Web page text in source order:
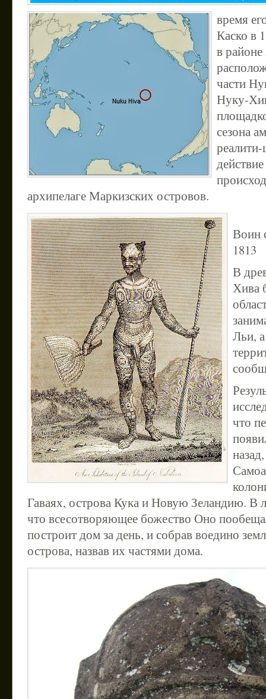
время
Каско в
в
части
Нуку-
сезона
архипелаге Маркизских островов.
Воин
1813
В
Хива
Льи,
что
Гаваях, острова Кука и Новую Зеландию. В
что всесотворяющее божество Оно
построит дом за день, и собрав воедино
острова, назвав их частями дома.